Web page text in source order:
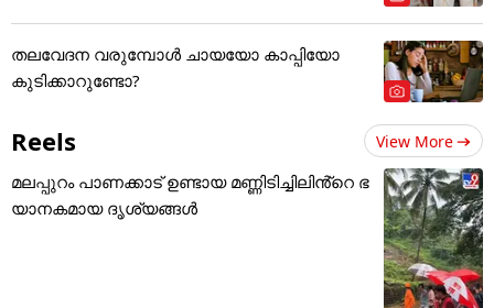
തലവേദന വരുമ്പോൾ ചായയോ കാപ്പിയോ
കുടിക്കാറുണ്ടോ?
Reels View More
മലപ്പുറം പാണക്കാട് ഉണ്ടായ മണ്ണിടിച്ചിലിൻ്റെ ഭ
യാനകമായ ദൃശ്യങ്ങൾ